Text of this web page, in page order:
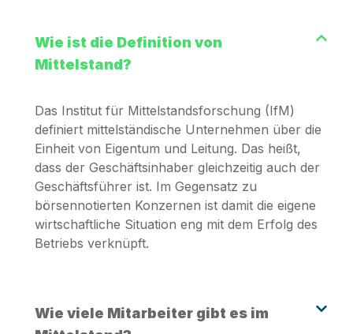
Wie ist die Definition von
Mittelstand?
Das Institut für Mittelstandsforschung (IfM)
definiert mittelständische Unternehmen über die
Einheit von Eigentum und Leitung. Das heißt,
dass der Geschäftsinhaber gleichzeitig auch der
Geschäftsführer ist. Im Gegensatz zu
börsennotierten Konzernen ist damit die eigene
wirtschaftliche Situation eng mit dem Erfolg des
Betriebs verknüpft.
Wie viele Mitarbeiter gibt es im